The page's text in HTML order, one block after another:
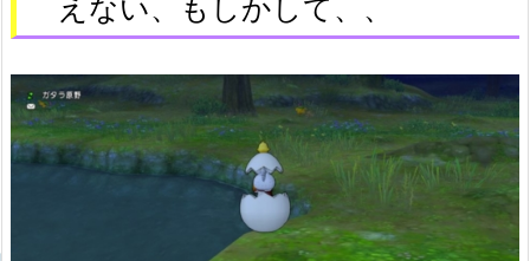
えない、もしかして、、